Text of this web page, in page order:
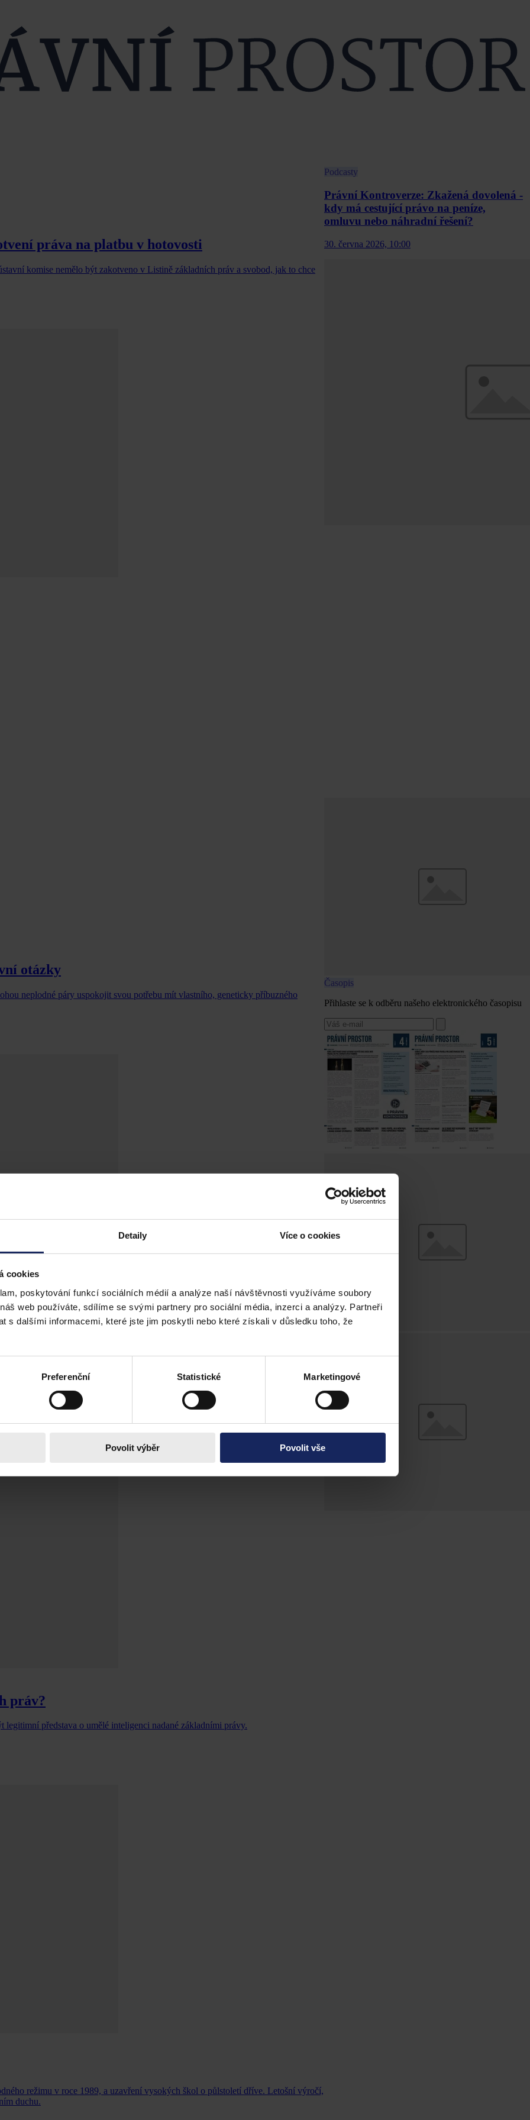
Detaily Více o cookies
cookies
poskytování funkcí sociálních médií a analýze naší návštěvnosti využíváme soubory
web používáte, sdílíme se svými partnery pro sociální média, inzerci a analýzy. Partneři
s dalšími informacemi, které jste jim poskytli nebo které získali v důsledku toho, že
Preferenční Statistické Marketingové
Povolit výběr Povolit vše
práva na platbu v hotovosti
komise nemělo být zakotveno v Listině základních práv a svobod, jak to chce
otázky
neplodné páry uspokojit svou potřebu mít vlastního, geneticky příbuzného
zájmu množství odborné literatury vztahující se ke zdravotní péči.
práv?
představa o umělé inteligenci nadané základními právy.
režimu v roce 1989, a uzavření vysokých škol o půlstoletí dříve. Letošní výročí,
duchu.
Podcasty
Právní Kontroverze: Zkažená dovolená -
kdy má cestující právo na peníze,
omluvu nebo náhradní řešení?
30. června 2026, 10:00
Časopis
Přihlaste se k odběru našeho elektronického časopisu